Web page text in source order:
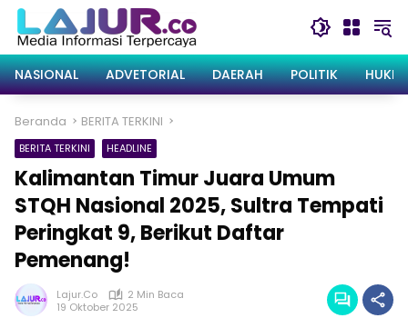
Langsung
konten
NASIONAL
ADVETORIAL DAERAH POLITIK
Beranda BERITA TERKINI
BERITA TERKINI HEADLINE
Kalimantan Timur Juara Umum
STQH Nasional 2025, Sultra Tempati
Peringkat 9, Berikut Daftar
Pemenang!
Lajur.co
2 Min Baca
19 Oktober 2025